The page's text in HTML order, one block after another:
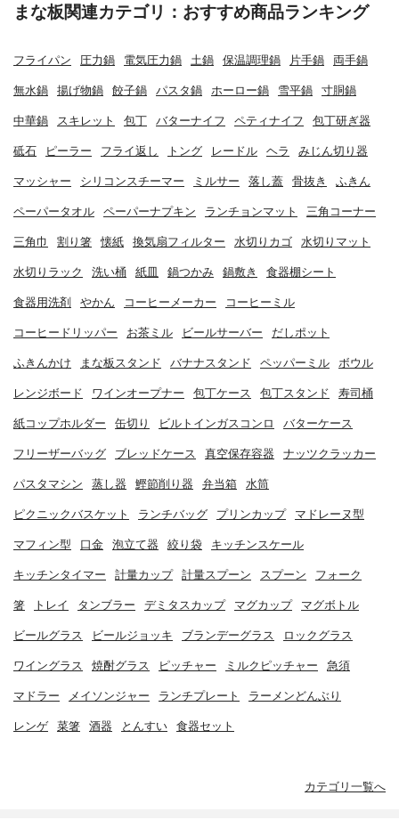
まな板関連カテゴリ：おすすめ商品ランキング
フライパン 圧力鍋 電気圧力鍋 土鍋 保温調理鍋 片手鍋 両手鍋
無水鍋 揚げ物鍋 餃子鍋 パスタ鍋 ホーロー鍋 雪平鍋 寸胴鍋
中華鍋 スキレット 包丁 バターナイフ ペティナイフ 包丁研ぎ器
砥石 ピーラー フライ返し トング レードル ヘラ みじん切り器
マッシャー シリコンスチーマー ミルサー 落し蓋 骨抜き ふきん
ペーパータオル ペーパーナプキン ランチョンマット 三角コーナー
三角巾 割り箸 懐紙 換気扇フィルター 水切りカゴ 水切りマット
水切りラック 洗い桶 紙皿 鍋つかみ 鍋敷き 食器棚シート
食器用洗剤 やかん コーヒーメーカー コーヒーミル
コーヒードリッパー お茶ミル ビールサーバー だしポット
ふきんかけ まな板スタンド バナナスタンド ペッパーミル ボウル
レンジボード ワインオープナー 包丁ケース 包丁スタンド 寿司桶
紙コップホルダー 缶切り ビルトインガスコンロ バターケース
フリーザーバッグ ブレッドケース 真空保存容器 ナッツクラッカー
パスタマシン 蒸し器 鰹節削り器 弁当箱 水筒
ピクニックバスケット ランチバッグ プリンカップ マドレーヌ型
マフィン型 口金 泡立て器 絞り袋 キッチンスケール
キッチンタイマー 計量カップ 計量スプーン スプーン フォーク
箸 トレイ タンブラー デミタスカップ マグカップ マグボトル
ビールグラス ビールジョッキ ブランデーグラス ロックグラス
ワイングラス 焼酎グラス ピッチャー ミルクピッチャー 急須
マドラー メイソンジャー ランチプレート ラーメンどんぶり
レンゲ 菜箸 酒器 とんすい 食器セット
カテゴリ一覧へ